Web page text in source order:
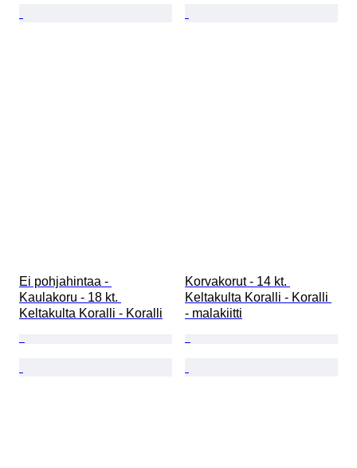
Ei pohjahintaa -
Kaulakoru - 18 kt.
Keltakulta Koralli - Koralli
Korvakorut - 14 kt.
Keltakulta Koralli - Koralli
- malakiitti